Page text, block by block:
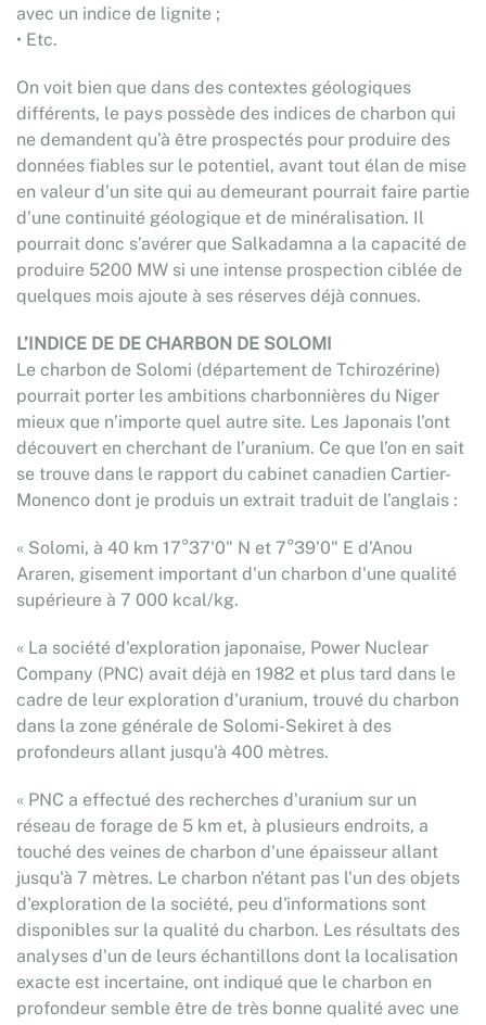
avec un indice de lignite ;
• Etc.
On voit bien que dans des contextes géologiques
différents, le pays possède des indices de charbon qui
ne demandent qu’à être prospectés pour produire des
données fiables sur le potentiel, avant tout élan de mise
en valeur d’un site qui au demeurant pourrait faire partie
d’une continuité géologique et de minéralisation. Il
pourrait donc s’avérer que Salkadamna a la capacité de
produire 5200 MW si une intense prospection ciblée de
quelques mois ajoute à ses réserves déjà connues.
L’INDICE DE DE CHARBON DE SOLOMI
Le charbon de Solomi (département de Tchirozérine)
pourrait porter les ambitions charbonnières du Niger
mieux que n’importe quel autre site. Les Japonais l’ont
découvert en cherchant de l’uranium. Ce que l’on en sait
se trouve dans le rapport du cabinet canadien Cartier-
Monenco dont je produis un extrait traduit de l’anglais :
« Solomi, à 40 km 17°37'0" N et 7°39'0" E d’Anou
Araren, gisement important d'un charbon d'une qualité
supérieure à 7 000 kcal/kg.
« La société d'exploration japonaise, Power Nuclear
Company (PNC) avait déjà en 1982 et plus tard dans le
cadre de leur exploration d'uranium, trouvé du charbon
dans la zone générale de Solomi-Sekiret à des
profondeurs allant jusqu'à 400 mètres.
« PNC a effectué des recherches d'uranium sur un
réseau de forage de 5 km et, à plusieurs endroits, a
touché des veines de charbon d'une épaisseur allant
jusqu'à 7 mètres. Le charbon n'étant pas l'un des objets
d'exploration de la société, peu d'informations sont
disponibles sur la qualité du charbon. Les résultats des
analyses d'un de leurs échantillons dont la localisation
exacte est incertaine, ont indiqué que le charbon en
profondeur semble être de très bonne qualité avec une